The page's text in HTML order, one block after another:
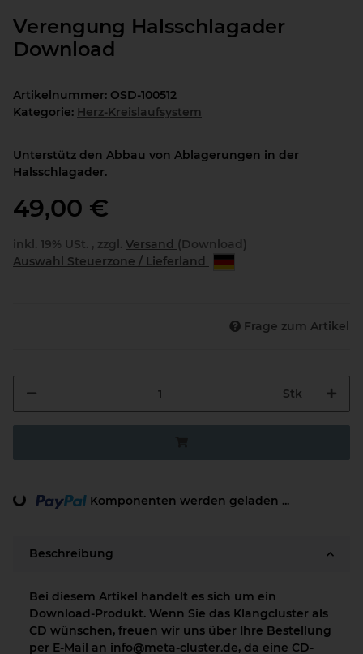
Verengung Halsschlagader
Download
Artikelnummer: OSD-100512
Kategorie: Herz-Kreislaufsystem
Unterstütz den Abbau von Ablagerungen in der
Halsschlagader.
49,00 €
inkl. 19% USt. , zzgl. Versand (Download)
Auswahl Steuerzone / Lieferland
Frage zum Artikel
Stk
Loading... Komponenten werden geladen ...
Beschreibung
Bei diesem Artikel handelt es sich um ein
Download-Produkt. Wenn Sie das Klangcluster als
CD wünschen, freuen wir uns über Ihre Bestellung
per E-Mail an info@meta-cluster.de, da eine CD-